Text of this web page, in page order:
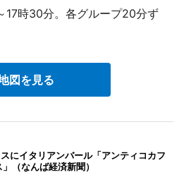
時30分。各グループ20分ず
図を見る
にイタリアンバール「アンティコカフ
（なんば経済新聞）